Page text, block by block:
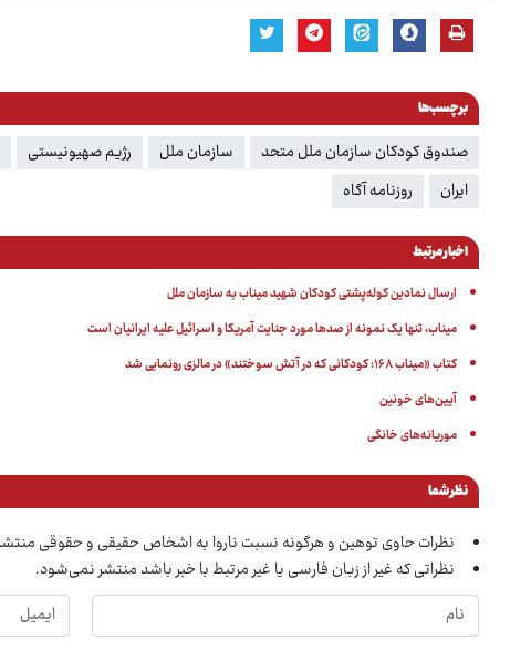
برچسب‌ها
صندوق کودکان سازمان ملل متحد سازمان ملل رژیم صهیونیستی
ایران
روزنامه آگاه
اخبار مرتبط
ارسال نمادین کوله‌پشتی کودکان شهید میناب به سازمان ملل
میناب، تنها یک نمونه از صدها مورد جنایت آمریکا و اسرائیل علیه ایرانیان است
کتاب «میناب ۱۶۸: کودکانی که در آتش سوختند» در مالزی رونمایی شد
آیین‌های خونین
موریانه‌های خانگی
نظر شما
نظرات حاوی توهین و هرگونه نسبت ناروا به اشخاص حقیقی و حقوقی
نظراتی که غیر از زبان فارسی یا غیر مرتبط با خبر باشد منتشر نمی‌شود.